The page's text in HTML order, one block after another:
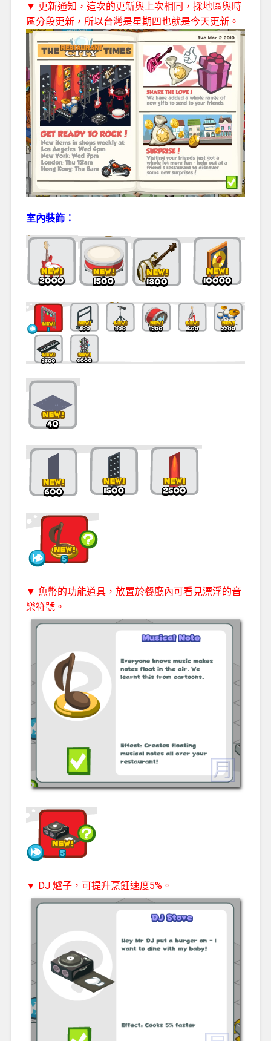
▼ 更新通知，這次的更新與上次相同，採地區與時
區分段更新，所以台灣是星期四也就是今天更新。
室內裝飾：
▼ 魚幣的功能道具，放置於餐廳內可看見漂浮的音
樂符號。
▼ DJ 爐子，可提升烹飪速度5%。